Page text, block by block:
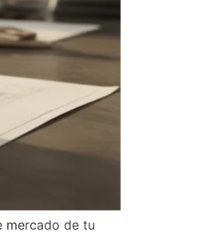
mercado de tu